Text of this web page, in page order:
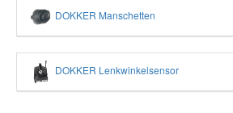
DOKKER Manschetten
DOKKER Lenkwinkelsensor